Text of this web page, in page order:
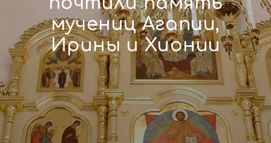
мучениц Агапии,
Ирины и Хионии